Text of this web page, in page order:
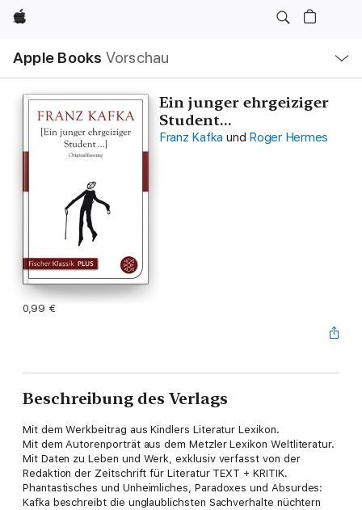
Apple
Apple Books Vorschau
Navigation
Menü
öffnen
Ein junger ehrgeiziger
Student...
Franz Kafka und Roger Hermes
0,99 €
Beschreibung des Verlags
Mit dem Werkbeitrag aus Kindlers Literatur Lexikon.
Mit dem Autorenporträt aus dem Metzler Lexikon Weltliteratur.
Mit Daten zu Leben und Werk, exklusiv verfasst von der
Redaktion der Zeitschrift für Literatur TEXT + KRITIK.
Phantastisches und Unheimliches, Paradoxes und Absurdes:
Kafka beschreibt die unglaublichsten Sachverhalte nüchtern